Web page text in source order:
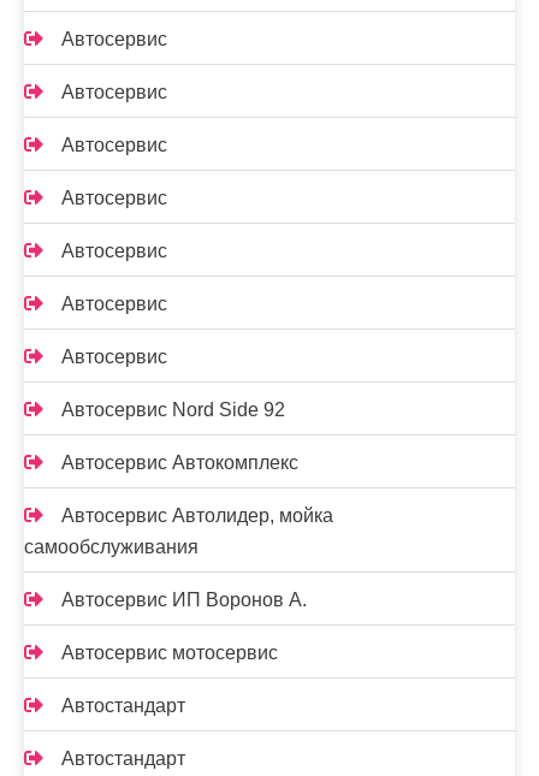
Автосервис
Автосервис
Автосервис
Автосервис
Автосервис
Автосервис
Автосервис
Автосервис Nord Side 92
Автосервис Автокомплекс
Автосервис Автолидер, мойка
самообслуживания
Автосервис ИП Воронов А.
Автосервис мотосервис
Автостандарт
Автостандарт